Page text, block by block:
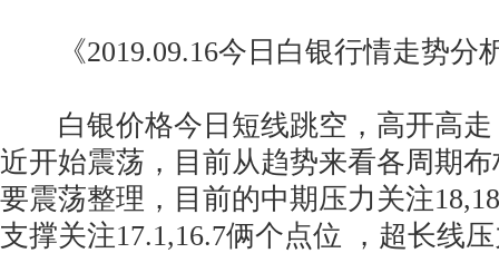
《2019.09.16今日白银行情走势分
白银价格今日短线跳空，高开高走
近开始震荡，目前从趋势来看各周期
要震荡整理，目前的中期压力关注
支撑关注17.1,16.7俩个点位 ，超长线